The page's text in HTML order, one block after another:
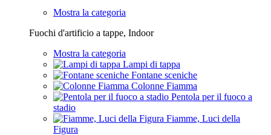
Mostra la categoria
Fuochi d'artificio a tappe, Indoor
Mostra la categoria
Lampi di tappa
Fontane sceniche
Colonne Fiamma
Pentola per il fuoco a
stadio
Fiamme, Luci della
Figura